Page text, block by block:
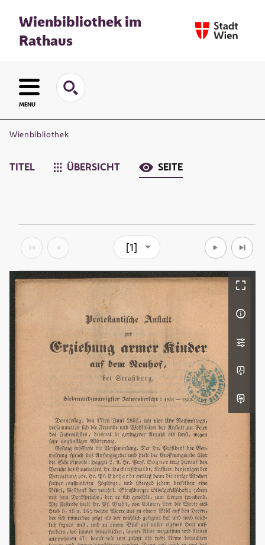
Wienbibliothek im
Rathaus
MENU
Wienbibliothek
TITEL ÜBERSICHT SEITE
[1]